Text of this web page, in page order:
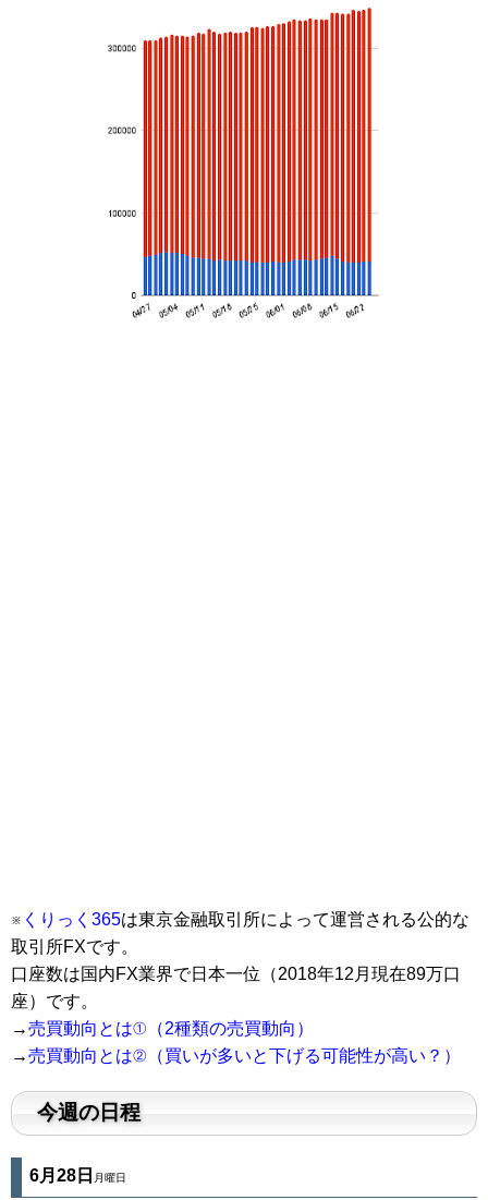
※ くりっく365は東京金融取引所によって運営される公的な
取引所FXです。
口座数は国内FX業界で日本一位（2018年12月現在89万口
座）です。
→売買動向とは①（2種類の売買動向）
→売買動向とは②（買いが多いと下げる可能性が高い？）
今週の日程
6月28日 月曜日